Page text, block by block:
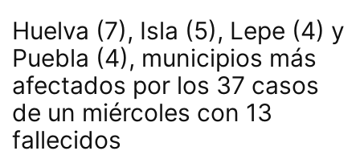
Huelva (7), Isla (5), Lepe (4) y
Puebla (4), municipios más
afectados por los 37 casos
de un miércoles con 13
fallecidos